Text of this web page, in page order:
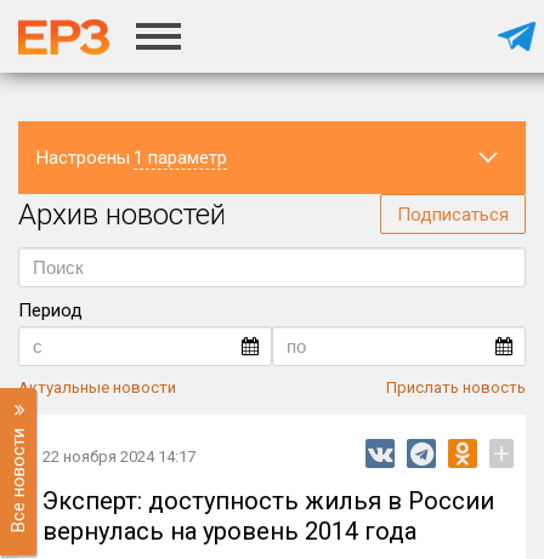
Настроены 1 параметр
Регион
×
Архив новостей Подписаться
Период
Актуальные новости Прислать новость
Все новости 22 ноября 2024 14:17 +
Эксперт: доступность жилья в России
вернулась на уровень 2014 года